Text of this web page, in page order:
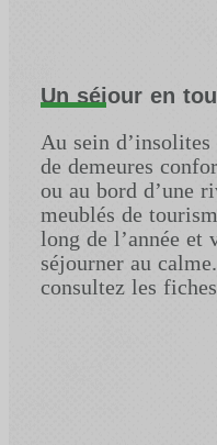
Un séjour en
Au sein d’insolites
de demeures
ou au bord d’une
meublés de
long de l’année et
séjourner au
consultez les